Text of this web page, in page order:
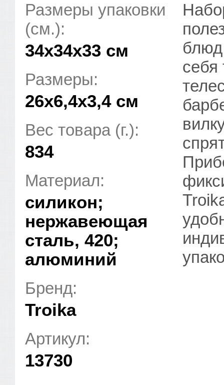
Размеры упаковки
(см.):
34x34x33 см
Размеры:
26x6,4x3,4 см
Вес товара (г.):
834
Материал:
силикон;
нержавеющая
сталь, 420;
алюминий
Бренд:
Troika
Артикул:
13730
себя